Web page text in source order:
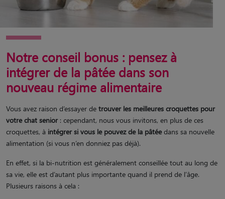
Notre conseil bonus : pensez à
intégrer de la pâtée dans son
nouveau régime alimentaire
Vous avez raison d’essayer de trouver les meilleures croquettes pour
votre chat senior: cependant, nous vous invitons, en plus de ces
croquettes, à intégrer si vous le pouvez de la pâtéedans sa nouvelle
alimentation (si vous n’en donniez pas déjà).
En effet, si la bi-nutrition est généralement conseillée tout au long de
sa vie, elle est d’autant plus importante quand il prend de l’âge.
Plusieurs raisons à cela :